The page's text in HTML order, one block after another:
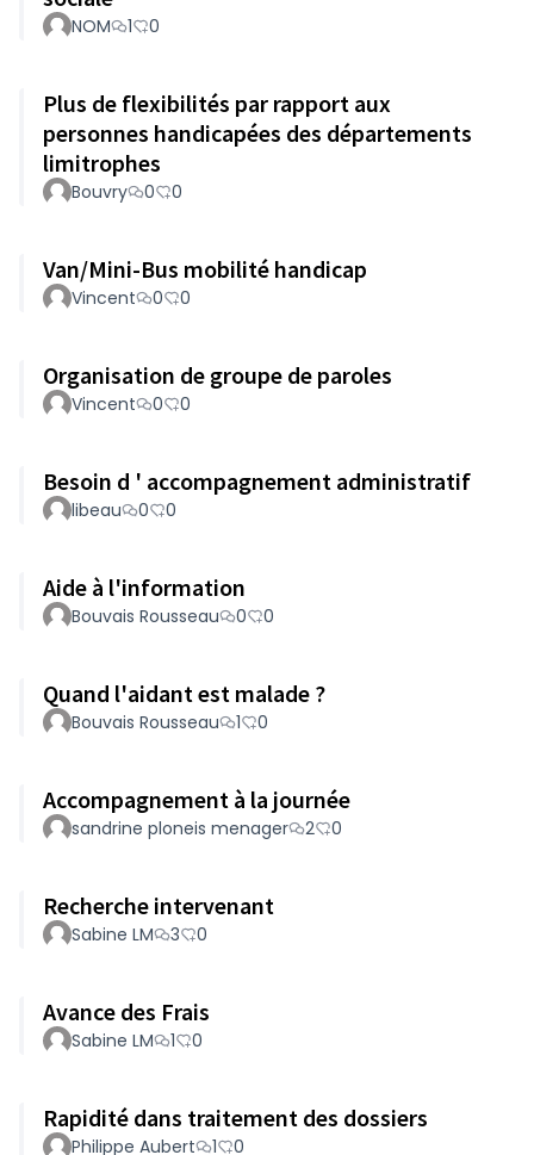
NOM 1 0
Plus de flexibilités par rapport aux
personnes handicapées des départements
limitrophes
Bouvry 0 0
Van/Mini-Bus mobilité handicap
Vincent 0 0
Organisation de groupe de paroles
Vincent 0 0
Besoin d ' accompagnement administratif
libeau 0 0
Aide à l'information
Bouvais Rousseau 0 0
Quand l'aidant est malade ?
Bouvais Rousseau 1 0
Accompagnement à la journée
sandrine ploneis menager 2 0
Recherche intervenant
Sabine LM 3 0
Avance des Frais
Sabine LM 1 0
Rapidité dans traitement des dossiers
Philippe Aubert 1 0